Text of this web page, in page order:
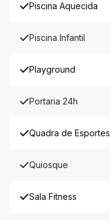
Piscina Aquecida
Piscina Infantil
Playground
Portaria 24h
Quadra de Esportes
Quiosque
Sala Fitness